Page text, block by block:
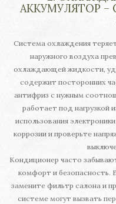
АККУМУЛЯТОР –
Система охлаждения
наружного воздуха
охлаждающей жидкости,
содержит посторонних
антифриз с нужным
работает под нагрузкой
использования
коррозии и проверьте
Кондиционер часто
комфорт и безопасность.
замените фильтр салона и
системе могут вызвать